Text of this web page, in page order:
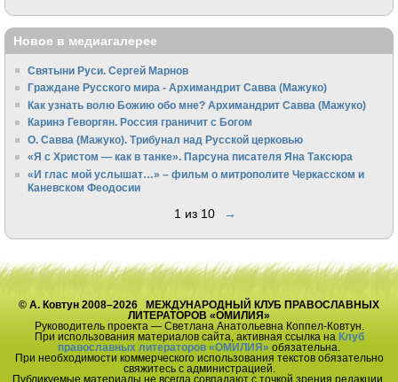
Новое в медиагалерее
Святыни Руси. Сергей Марнов
Граждане Русского мира - Архимандрит Савва (Мажуко)
Как узнать волю Божию обо мне? Архимандрит Савва (Мажуко)
Каринэ Геворгян. Россия граничит с Богом
О. Савва (Мажуко). Трибунал над Русской церковью
«Я с Христом — как в танке». Парсуна писателя Яна Таксюра
«И глас мой услышат…» – фильм о митрополите Черкасском и
Каневском Феодосии
1 из 10 →
© А. Ковтун 2008–2026 МЕЖДУНАРОДНЫЙ КЛУБ ПРАВОСЛАВНЫХ
ЛИТЕРАТОРОВ «ОМИЛИЯ»
Руководитель проекта — Светлана Анатольевна Коппел-Ковтун.
При использования материалов сайта, активная ссылка на Клуб
православных литераторов «ОМИЛИЯ» обязательна.
При необходимости коммерческого использования текстов обязательно
свяжитесь с администрацией.
Публикуемые материалы не всегда совпадают с точкой зрения редакции.